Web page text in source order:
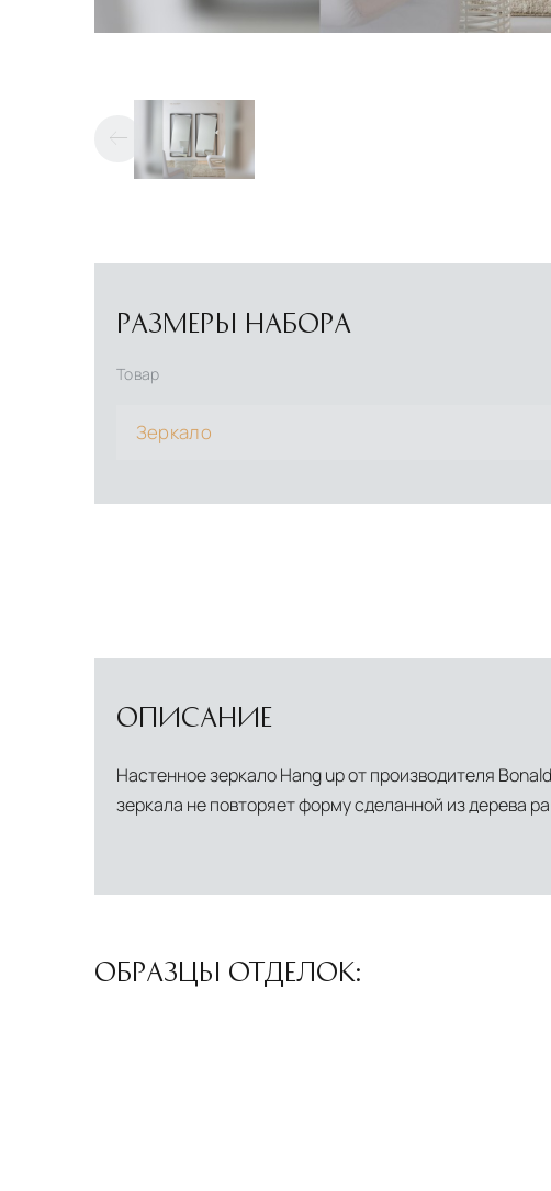
РАЗМЕРЫ НАБОРА
Товар
Зеркало
ОПИСАНИЕ
Настенное зеркало Hang up от производителя
зеркала не повторяет форму сделанной из дерева
ОБРАЗЦЫ ОТДЕЛОК: